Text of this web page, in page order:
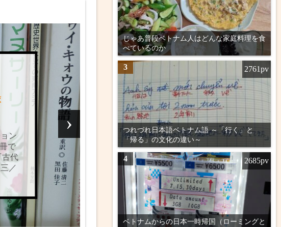
2026年3月の読書記録
2026年4月4日
3月はノンフィクション 12冊、フィクショ
ン3冊で合計15冊。まんが2冊を加えて17冊
でした。 ノンフィクション（12冊）
『洞窟ばか』／吉田勝次／扶桑社
★★★★☆ ...
›
じゃあ普段ベトナム人はどんな家庭料理を食
べているのか
3
つれづれ日本語ベトナム語 ～「行く」と
「帰る」の文化の違い～
2761pv
4
ベトナムからの日本一時帰国（ローミングと
2685pv